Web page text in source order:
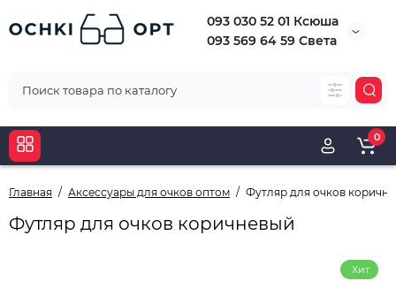
093 030 52 01 Ксюша
093 569 64 59 Света
0
Главная Аксессуары для очков оптом Футляр для очков
Футляр для очков коричневый
Хит